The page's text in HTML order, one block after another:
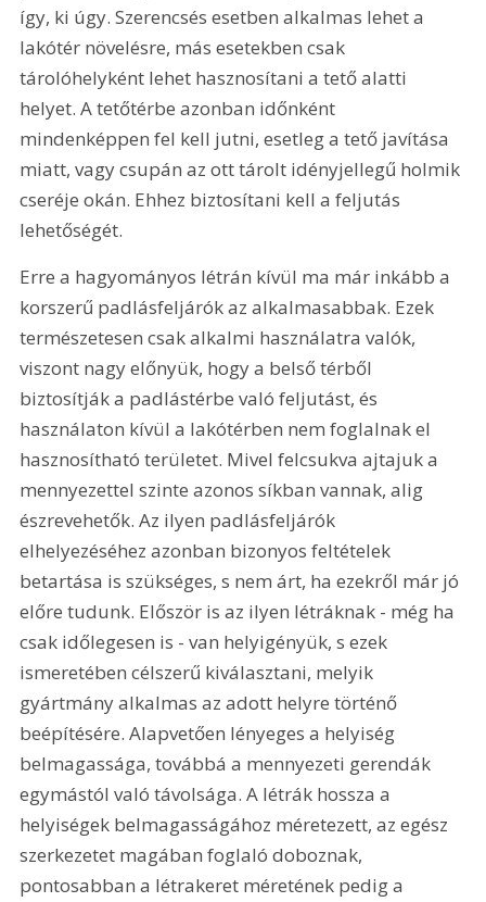
így, ki úgy. Szerencsés esetben alkalmas lehet a
lakótér növelésre, más esetekben csak
tárolóhelyként lehet hasznosítani a tető alatti
helyet. A tetőtérbe azonban időnként
mindenképpen fel kell jutni, esetleg a tető javítása
miatt, vagy csupán az ott tárolt idényjellegű holmik
cseréje okán. Ehhez biztosítani kell a feljutás
lehetőségét.
Erre a hagyományos létrán kívül ma már inkább a
korszerű padlásfeljárók az alkalmasabbak. Ezek
természetesen csak alkalmi használatra valók,
viszont nagy előnyük, hogy a belső térből
biztosítják a padlástérbe való feljutást, és
használaton kívül a lakótérben nem foglalnak el
hasznosítható területet. Mivel felcsukva ajtajuk a
mennyezettel szinte azonos síkban vannak, alig
észrevehetők. Az ilyen padlásfeljárók
elhelyezéséhez azonban bizonyos feltételek
betartása is szükséges, s nem árt, ha ezekről már jó
előre tudunk. Először is az ilyen létráknak - még ha
csak időlegesen is - van helyigényük, s ezek
ismeretében célszerű kiválasztani, melyik
gyártmány alkalmas az adott helyre történő
beépítésére. Alapvetően lényeges a helyiség
belmagassága, továbbá a mennyezeti gerendák
egymástól való távolsága. A létrák hossza a
helyiségek belmagasságához méretezett, az egész
szerkezetet magában foglaló doboznak,
pontosabban a létrakeret méretének pedig a